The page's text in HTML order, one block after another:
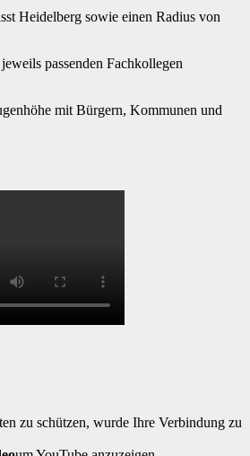
Heidelberg sowie einen Radius von
passenden Fachkollegen
mit Bürgern, Kommunen und
zu schützen, wurde Ihre Verbindung zu